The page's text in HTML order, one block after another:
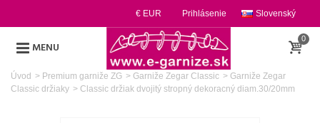
Slovenský
Prihlásenie
€ EUR
MENU
0
Úvod > Premium garniže ZG > Garniže Zegar Classic > Garniže Zegar
Classic držiaky > Classic držiak dvojitý stropný dekoracný diam.30/20mm